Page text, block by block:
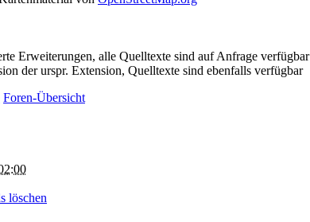
Erweiterungen, alle Quelltexte sind auf Anfrage verfügbar
der urspr. Extension, Quelltexte sind ebenfalls verfügbar
Foren-Übersicht
löschen